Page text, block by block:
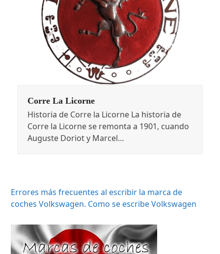
Corre La Licorne
Historia de Corre la Licorne La historia de
Corre la Licorne se remonta a 1901, cuando
Auguste Doriot y Marcel…
Errores más frecuentes al escribir la marca de
coches Volkswagen. Como se escribe Volkswagen